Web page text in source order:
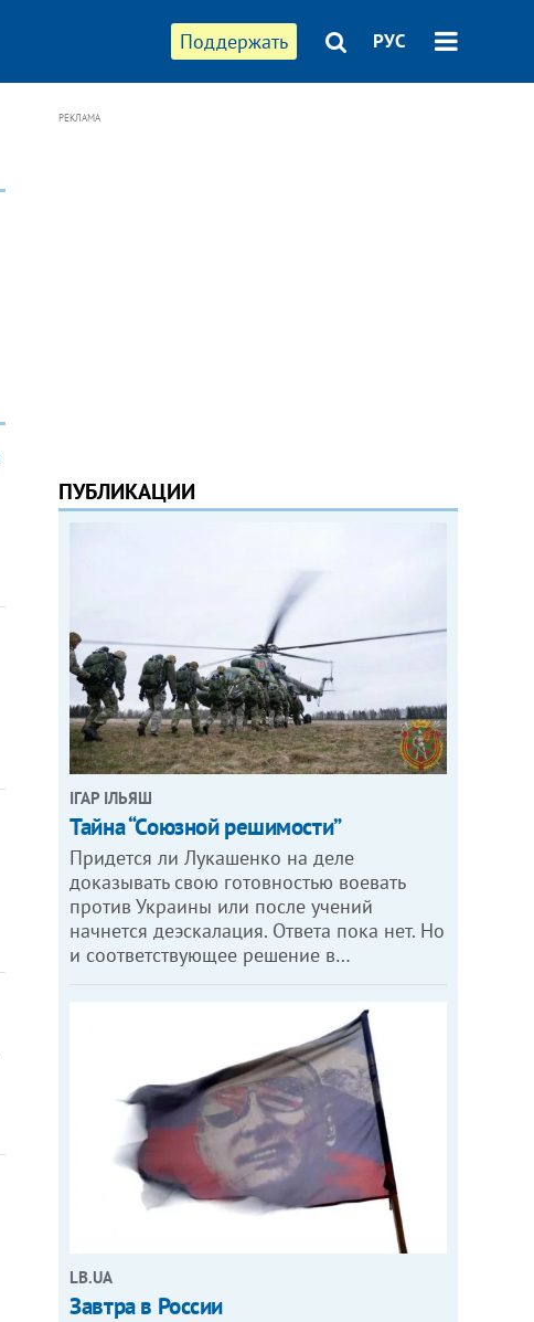
Поддержать РУС
РЕКЛАМА
ПУБЛИКАЦИИ
ІГАР ІЛЬЯШ
Тайна “Союзной решимости”
Придется ли Лукашенко на деле
доказывать свою готовностью воевать
против Украины или после учений
начнется деэскалация. Ответа пока нет. Но
и соответствующее решение в…
LB.UA
Завтра в России